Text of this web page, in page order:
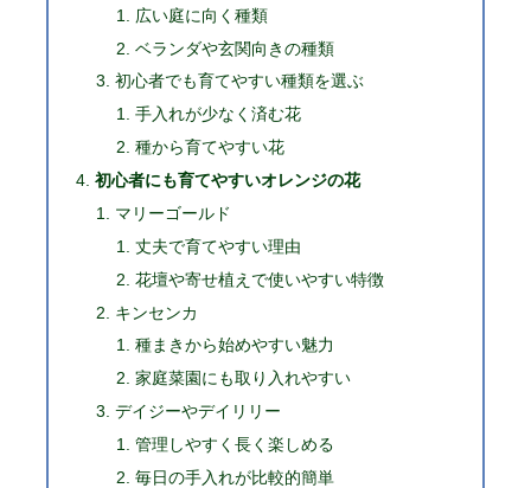
広い庭に向く種類
ベランダや玄関向きの種類
初心者でも育てやすい種類を選ぶ
手入れが少なく済む花
種から育てやすい花
初心者にも育てやすいオレンジの花
マリーゴールド
丈夫で育てやすい理由
花壇や寄せ植えで使いやすい特徴
キンセンカ
種まきから始めやすい魅力
家庭菜園にも取り入れやすい
デイジーやデイリリー
管理しやすく長く楽しめる
毎日の手入れが比較的簡単